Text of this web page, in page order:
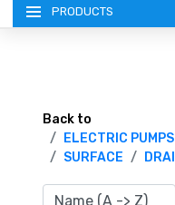
PRODUCTS
TERMS OF SERVICE
CATALOGUES
Back to
ELECTRIC
SURFACE